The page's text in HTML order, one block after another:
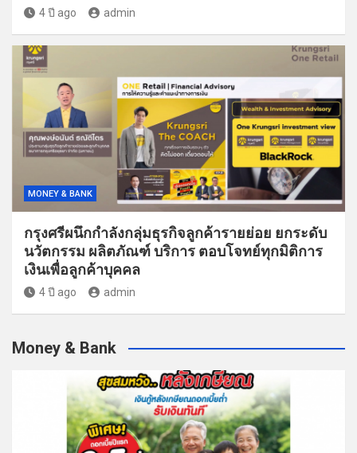
4 ปี ago admin
MONEY & BANK
กรุงศรีผนึกกำลังกลุ่มธุรกิจลูกค้ารายย่อย ยกระดับ
นวัตกรรม ผลิตภัณฑ์ บริการ ตอบโจทย์ทุกมิติการ
เงินเพื่อลูกค้าบุคคล
4 ปี ago admin
Money & Bank